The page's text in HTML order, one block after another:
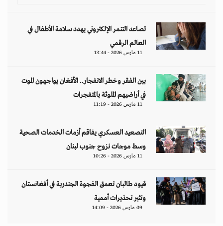
تصاعد التنمر الإلكتروني يهدد سلامة الأطفال في
العالم الرقمي
11 مارس 2026 - 13:44
بين الفقر وخطر الانفجار.. الأفغان يواجهون الموت
في أراضيهم الملوثة بالمتفجرات
11 مارس 2026 - 11:19
التصعيد العسكري يفاقم أزمات الخدمات الصحية
وسط موجات نزوح جنوب لبنان
11 مارس 2026 - 10:26
قيود طالبان تعمق الفجوة الجندرية في أفغانستان
وتثير تحذيرات أممية
09 مارس 2026 - 14:09